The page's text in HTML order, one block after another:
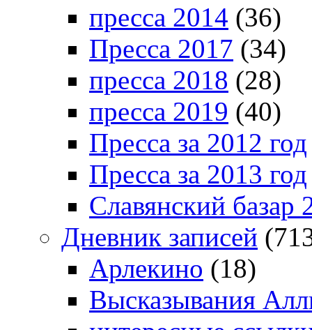
пресса 2014 (36)
Пресса 2017 (34)
пресса 2018 (28)
пресса 2019 (40)
Пресса за 2012 год
Пресса за 2013 год
Славянский базар
Дневник записей
Арлекино (18)
Высказывания